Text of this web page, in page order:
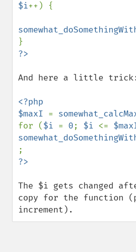
$i++) {
And here a little
<?php
$maxI =
for ($i = 0; $i <=
The $i gets changed
copy for the function
increment).